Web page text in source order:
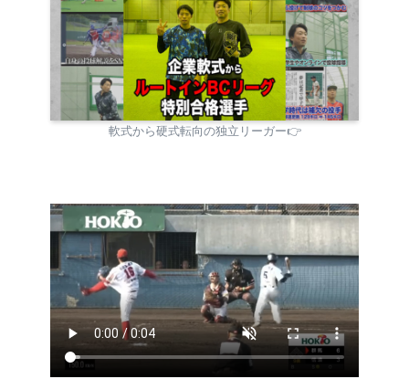
軟式から硬式転向の独立リーガー👉